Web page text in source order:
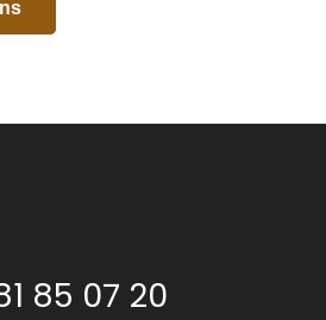
85 07 20